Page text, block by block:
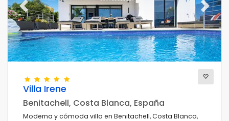
Previous Next
Villa Irene
Benitachell, Costa Blanca, España
Moderna y cómoda villa en Benitachell, Costa Blanca,